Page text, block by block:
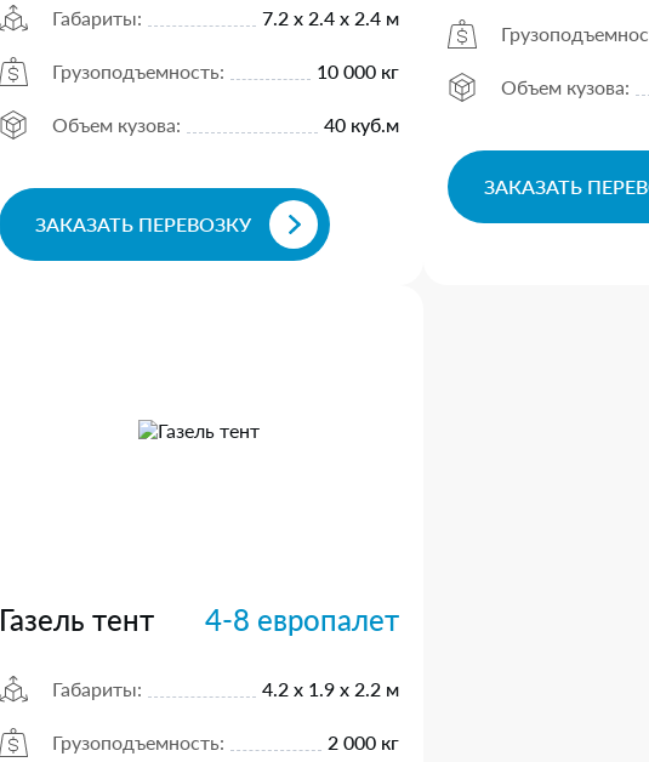
Габариты: 7.2 х 2.4 х 2.4 м
Грузоподъемность: 10 000 кг
Объем кузова: 40 куб.м
ЗАКАЗАТЬ ПЕРЕВОЗКУ
Объем кузова:
ЗАКАЗАТЬ
Газель тент 4-8 европалет
Габариты: 4.2 х 1.9 х 2.2 м
Грузоподъемность: 2 000 кг